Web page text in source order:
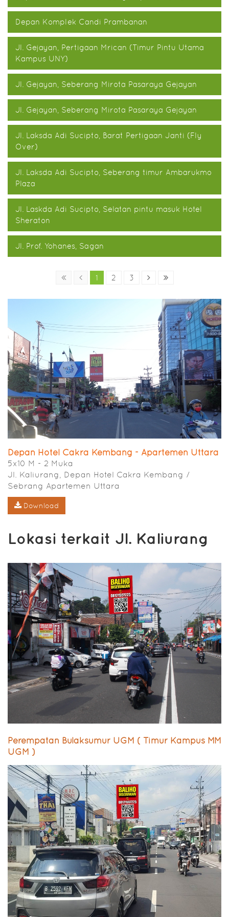
Depan Komplek Candi Prambanan
Jl. Gejayan, Pertigaan Mrican (Timur Pintu Utama
Kampus UNY)
Jl. Gejayan, Seberang Mirota Pasaraya Gejayan
Jl. Gejayan, Seberang Mirota Pasaraya Gejayan
Jl. Laksda Adi Sucipto, Barat Pertigaan Janti (Fly
Over)
Jl. Laksda Adi Sucipto, Seberang timur Ambarukmo
Plaza
Jl. Laskda Adi Sucipto, Selatan pintu masuk Hotel
Sheraton
Jl. Prof. Yohanes, Sagan
1 2 3
Depan Hotel Cakra Kembang - Apartemen Uttara
5x10 M - 2 Muka
Jl. Kaliurang, Depan Hotel Cakra Kembang /
Sebrang Apartemen Uttara
Download
Lokasi terkait Jl. Kaliurang
Perempatan Bulaksumur UGM ( Timur Kampus MM
UGM )